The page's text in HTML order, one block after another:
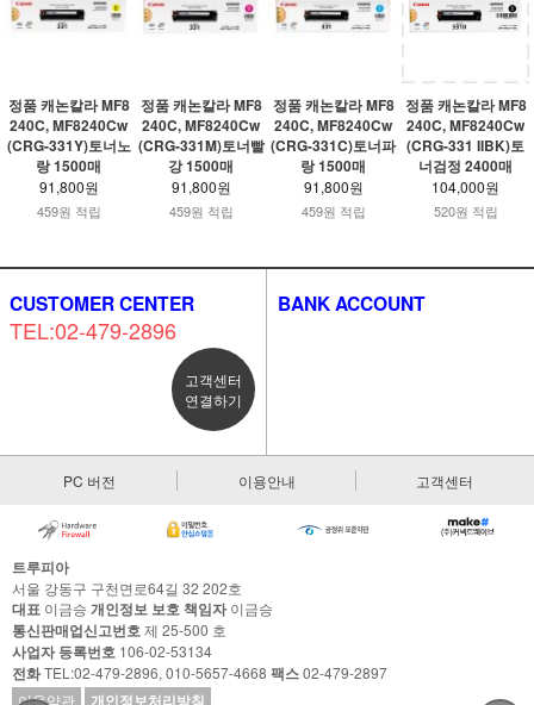
정품 캐논칼라 MF8
240C, MF8240Cw
(CRG-331Y)토너노
랑 1500매
91,800원
459원 적립
정품 캐논칼라 MF8
240C, MF8240Cw
(CRG-331M)토너빨
강 1500매
91,800원
459원 적립
정품 캐논칼라 MF8
240C, MF8240Cw
(CRG-331C)토너파
랑 1500매
91,800원
459원 적립
정품 캐논칼라 MF8
240C, MF8240Cw
(CRG-331 IIBK)토
너검정 2400매
104,000원
520원 적립
CUSTOMER CENTER
TEL:02-479-2896
고객센터
연결하기
BANK ACCOUNT
PC 버전 이용안내 고객센터
트루피아
서울 강동구 구천면로64길 32 202호
대표 이금승 개인정보 보호 책임자이금승
통신판매업신고번호제 25-500 호
사업자 등록번호 106-02-53134
전화TEL:02-479-2896, 010-5657-4668 팩스02-479-2897
이용약관
개인정보처리방침